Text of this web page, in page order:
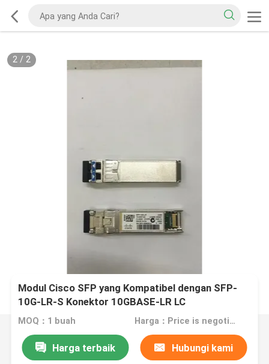
2/ 2
Modul Cisco SFP yang Kompatibel dengan SFP-
10G-LR-S Konektor 10GBASE-LR LC
MOQ：1 buah Harga：Price is negotiable
Harga terbaik Hubungi kami